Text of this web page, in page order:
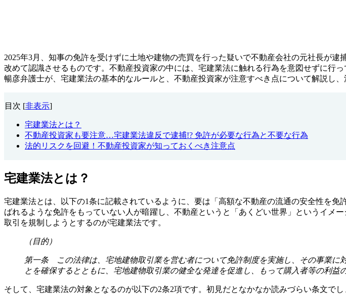
2025年3月、知事の免許を受けずに土地や建物の売買を行った疑いで不動産会社の元社長が
改めて認識させるものです。不動産投資家の中には、宅建業法に触れる行為を意図せずに
暢彦弁護士が、宅建業法の基本的なルールと、不動産投資家が注意すべき点について解説し
目次 [非表示]
宅建業法とは？
不動産投資家も要注意…宅建業法違反で逮捕!? 免許が必要な行為と不要な行為
法的リスクを回避！不動産投資家が知っておくべき注意点
宅建業法とは？
宅建業法とは、以下の1条に記載されているように、要は「高額な不動産の流通の安全性を
ばれるような免許をもっていない人が暗躍し、不動産というと「あくどい世界」というイメ
取引を規制しようとするのが宅建業法です。
（目的）
第一条 この法律は、宅地建物取引業を営む者について免許制度を実施し、その事業
とを確保するとともに、宅地建物取引業の健全な発達を促進し、もって購入者等の利益
そして、宅建業法の対象となるのが以下の2条2項です。初見だとなかなか読みづらい条文で